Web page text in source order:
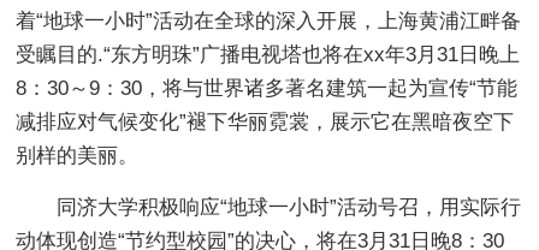
着“地球一小时”活动在全球的深入开展，上海黄浦江畔备
受瞩目的.“东方明珠”广播电视塔也将在xx年3月31日晚上
8：30～9：30，将与世界诸多著名建筑一起为宣传“节能
减排应对气候变化”褪下华丽霓裳，展示它在黑暗夜空下
别样的美丽。
同济大学积极响应“地球一小时”活动号召，用实际行
动体现创造“节约型校园”的决心，将在3月31日晚8：30